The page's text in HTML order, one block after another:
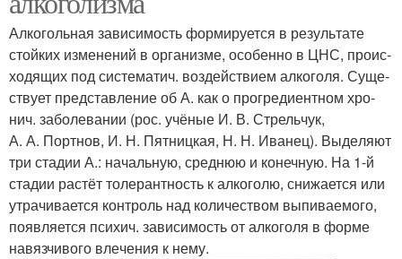
Ал­ко­голь­ная за­ви­си­мость фор­ми­ру­ет­ся в ре­зуль­та­те
стой­ких из­ме­не­ний в ор­га­низ­ме, осо­бен­но в ЦНС, про­ис­
хо­дя­щих под сис­тема­тич. воз­дей­ст­ви­ем ал­ко­го­ля. Су­ще­
ст­ву­ет пред­став­ле­ние об А. как о про­греди­ент­ном хро­
нич. за­бо­ле­ва­нии (рос. учё­ные И. В. Стрель­чук,
А. А. Порт­нов, И. Н. Пят­ниц­кая, Н. Н. Ива­нец). Вы­де­ля­ют
три ста­дии А.: на­чаль­ную, сред­нюю и ко­неч­ную. На 1-й
ста­дии рас­тёт то­ле­рант­ность к ал­ко­го­лю, сни­жа­ет­ся или
ут­ра­чи­ва­ет­ся кон­троль над ко­ли­че­ст­вом вы­пи­вае­мо­го,
по­яв­ля­ет­ся пси­хич. за­ви­си­мость от ал­ко­го­ля в фор­ме
на­вязчи­во­го вле­че­ния к не­му.